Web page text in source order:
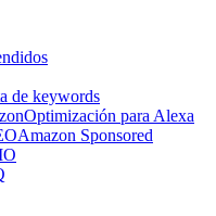
de keywords
Optimización para Alexa
Amazon Sponsored